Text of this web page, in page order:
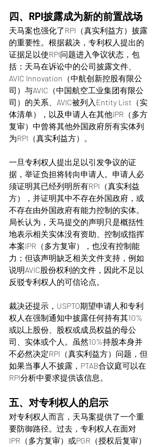
四、RPI披露成为新的前置战场
天马案也强化了RPI（真实利益方）披露
的重要性。根据裁决，专利权人提出的
证据足以使RPI问题进入争议状态，包
括：天马在诉讼中的公司披露文件、
AVIC Innovation（中航创新控股有限公
司）与AVIC（中国航空工业集团有限公
司）的关系、AVIC被列入Entity List（实
体清单），以及申请人在其他IPR（多方
复审）中曾将其他外国政府所有实体列
为RPI（真实利益方）。
一旦专利权人提出足以引发争议的证
据，举证负担将转向申请人。申请人必
须证明其已经列明所有RPI（真实利益
方），并证明其中不存在外国政府，或
不存在由外国政府有能力控制的实体。
局长认为，天马提交的声明只是概括性
地表示相关实体没有资助、控制或指挥
本案IPR（多方复审），也没有控制能
力；但该声明缺乏相关文件支持，例如
说明AVIC股份权利的文件，因此不足以
反驳专利权人的可信论点。
裁决还提示，USPTO期望申请人和专利
权人在强制通知中披露任何持有其10%
或以上股份、股权或成员权益的母公
司、实体或个人。虽然10%持股本身并
不必然决定RPI（真实利益方）问题，但
如果当事人不披露，PTAB合议庭可以在
RPI分析中要求提供该信息。
五、对专利权人的启示
对专利权人而言，天马案提供了一个重
要防御路径。过去，专利权人在面对
IPR（多方复审）或PGR（授权后复审）